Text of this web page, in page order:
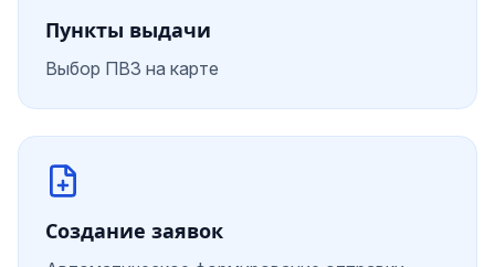
Пункты выдачи
Выбор ПВЗ на карте
Создание заявок